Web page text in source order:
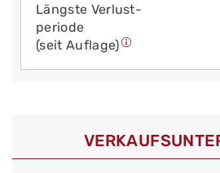
Längste Verlust­
periode
(seit Auflage)